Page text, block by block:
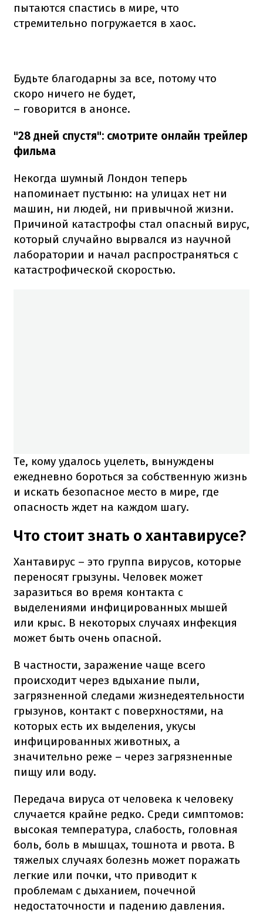
пытаются спастись в мире, что
стремительно погружается в хаос.
Будьте благодарны за все, потому что
скоро ничего не будет,
– говорится в анонсе.
"28 дней спустя": смотрите онлайн трейлер
фильма
Некогда шумный Лондон теперь
напоминает пустыню: на улицах нет ни
машин, ни людей, ни привычной жизни.
Причиной катастрофы стал опасный вирус,
который случайно вырвался из научной
лаборатории и начал распространяться с
катастрофической скоростью.
Те, кому удалось уцелеть, вынуждены
ежедневно бороться за собственную жизнь
и искать безопасное место в мире, где
опасность ждет на каждом шагу.
Что стоит знать о хантавирусе?
Хантавирус – это группа вирусов, которые
переносят грызуны. Человек может
заразиться во время контакта с
выделениями инфицированных мышей
или крыс. В некоторых случаях инфекция
может быть очень опасной.
В частности, заражение чаще всего
происходит через вдыхание пыли,
загрязненной следами жизнедеятельности
грызунов, контакт с поверхностями, на
которых есть их выделения, укусы
инфицированных животных, а
значительно реже – через загрязненные
пищу или воду.
Передача вируса от человека к человеку
случается крайне редко. Среди симптомов:
высокая температура, слабость, головная
боль, боль в мышцах, тошнота и рвота. В
тяжелых случаях болезнь может поражать
легкие или почки, что приводит к
проблемам с дыханием, почечной
недостаточности и падению давления.